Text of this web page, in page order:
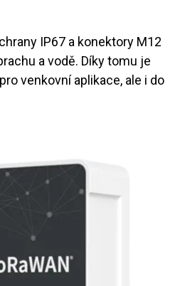
IP67 a konektory M12
a vodě. Díky tomu je
venkovní aplikace, ale i do